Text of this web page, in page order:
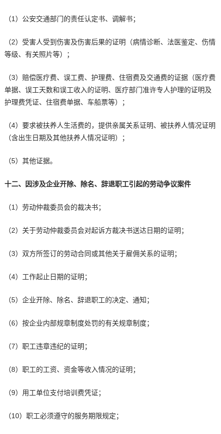
（1）公安交通部门的责任认定书、调解书；
（2）受害人受到伤害及伤害后果的证明（病情诊断、法医鉴定、伤情
等级、有关照片等）；
（3）赔偿医疗费、误工费、护理费、住宿费及交通费的证据（医疗费
单据、误工天数和误工收入的证明、医疗部门准许专人护理的证明及
护理费凭证、住宿费单据、车船票等）；
（4）要求被扶养人生活费的，提供亲属关系证明、被扶养人情况证明
（含出生日期及其他扶养人情况证明）；
（5）其他证据。
十二、因涉及企业开除、除名、辞退职工引起的劳动争议案件
（1）劳动仲裁委员会的裁决书；
（2）关于劳动仲裁委员会对起诉方裁决书送达日期的证明；
（3）双方所签订的劳动合同或其他关于雇佣关系的证明；
（4）工作起止日期的证明；
（5）企业开除、除名、辞退职工的决定、通知；
（6）按企业内部规章制度处罚的有关规章制度；
（7）职工违章违纪的证明；
（8）职工的工资、资金等收入情况的证明；
（9）用工单位支付培训费凭证；
（10）职工必须遵守的服务期限规定；